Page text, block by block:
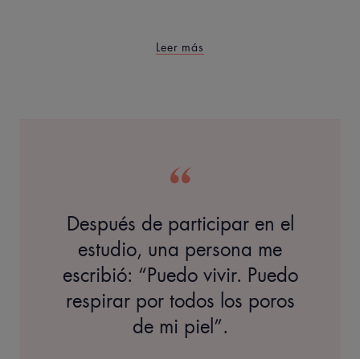
Leer más
Después de participar en el
estudio, una persona me
escribió: “Puedo vivir. Puedo
respirar por todos los poros
de mi piel”.